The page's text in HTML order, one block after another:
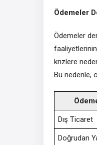
Ödemeler
Ödemeler
krizlere
Bu nedenle,
Dış Ticaret
Doğrudan